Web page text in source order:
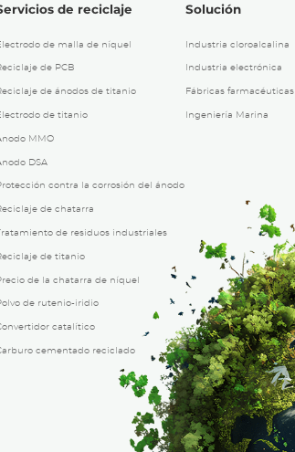
de reciclaje
de malla de níquel
de PCB
de ánodos de titanio
de titanio
MMO
DSA
contra la corrosión del ánodo
de chatarra
de residuos industriales
de titanio
de la chatarra de níquel
de rutenio-iridio
catalítico
cementado reciclado
Solución
Industria cloroalcalina
Industria electrónica
Fábricas farmacéuticas
Ingeniería Marina